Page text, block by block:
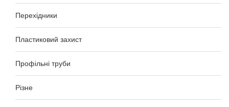
Перехідники
Пластиковий захист
Профільні труби
Різне